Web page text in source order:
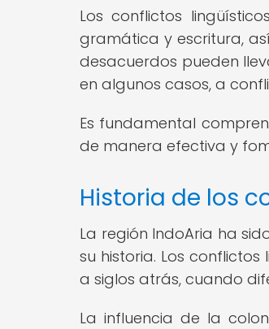
Los conflictos
gramática y escritura,
desacuerdos pueden
en algunos casos, a
Es fundamental
de manera efectiva y
Historia de los
La región IndoAria ha
su historia. Los
a siglos atrás, cuando
La influencia de la